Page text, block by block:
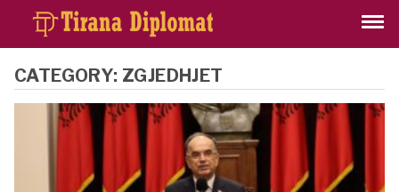
CATEGORY: ZGJEDHJET